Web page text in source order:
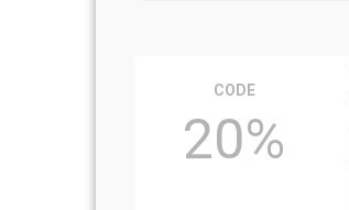
CODE
20%